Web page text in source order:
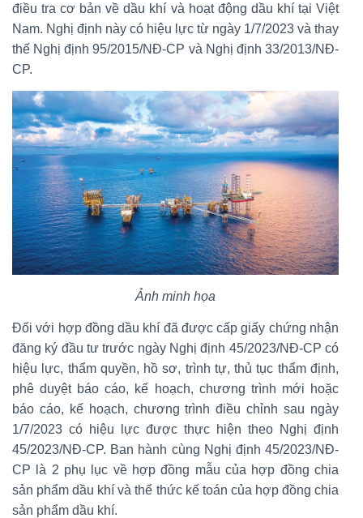
điều tra cơ bản về dầu khí và hoạt động dầu khí tại Việt
Nam. Nghị định này có hiệu lực từ ngày 1/7/2023 và thay
thế Nghị định 95/2015/NĐ-CP và Nghị định 33/2013/NĐ-
CP.
Ảnh minh họa
Đối với hợp đồng dầu khí đã được cấp giấy chứng nhận
đăng ký đầu tư trước ngày Nghị định 45/2023/NĐ-CP có
hiệu lực, thẩm quyền, hồ sơ, trình tự, thủ tục thẩm định,
phê duyệt báo cáo, kế hoạch, chương trình mới hoặc
báo cáo, kế hoạch, chương trình điều chỉnh sau ngày
1/7/2023 có hiệu lực được thực hiện theo Nghị định
45/2023/NĐ-CP. Ban hành cùng Nghị định 45/2023/NĐ-
CP là 2 phụ lục về hợp đồng mẫu của hợp đồng chia
sản phẩm dầu khí và thể thức kế toán của hợp đồng chia
sản phẩm dầu khí.